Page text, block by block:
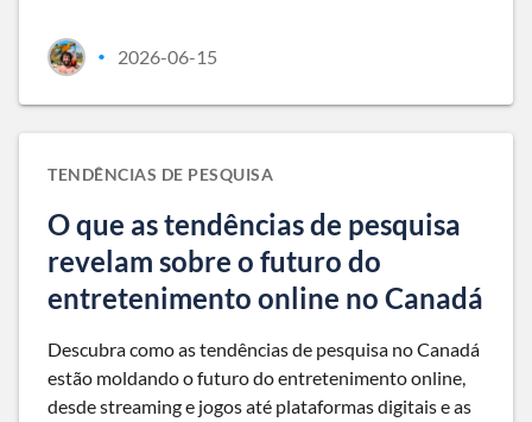
• 2026-06-15
TENDÊNCIAS DE PESQUISA
O que as tendências de pesquisa
revelam sobre o futuro do
entretenimento online no Canadá
Descubra como as tendências de pesquisa no Canadá
estão moldando o futuro do entretenimento online,
desde streaming e jogos até plataformas digitais e as